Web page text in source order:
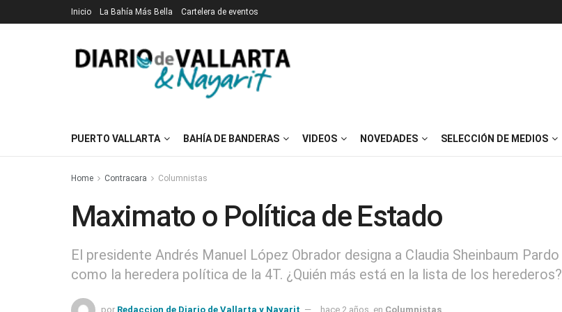
Inicio La Bahía Más Bella Cartelera de eventos
PUERTO VALLARTA BAHÍA DE BANDERAS VIDEOS NOVEDADES SELECCIÓN DE MEDIOS
Home Contracara Columnistas
Maximato o Política de Estado
El presidente Andrés Manuel López Obrador designa a Claudia Sheinbaum Pardo
como la heredera política de la 4T. ¿Quién más está en la lista de los herederos?
por Redaccion de Diario de Vallarta y Nayarit hace 2 años en Columnistas